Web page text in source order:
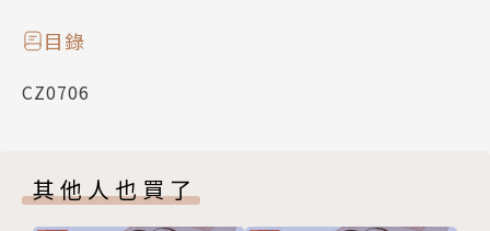
目錄
CZ0706
其他人也買了